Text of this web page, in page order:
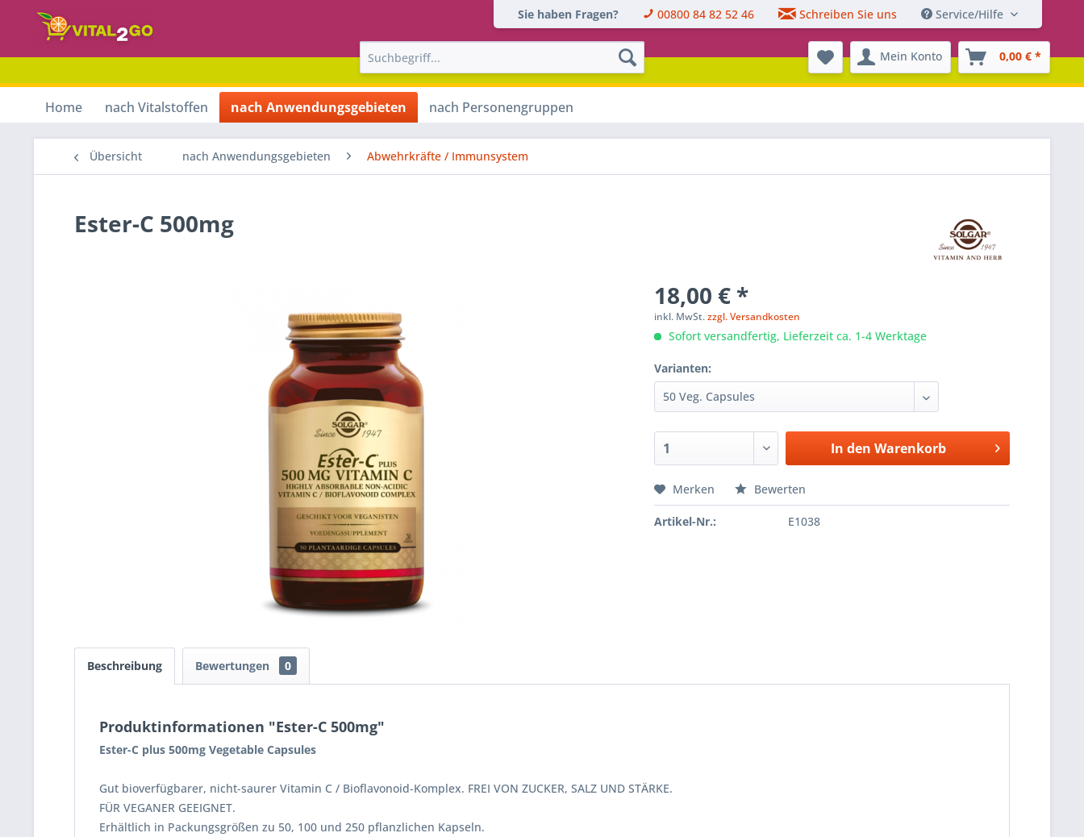
Sie haben Fragen? 00800 84 82 52 46 Schreiben Sie uns Service/Hilfe
Mein Konto 0,00 € *
Home nach Vitalstoffen nach Anwendungsgebieten nach Personengruppen
Übersicht nach Anwendungsgebieten Abwehrkräfte / Immunsystem
Ester-C 500mg
18,00 € *
inkl. MwSt.zzgl. Versandkosten
Sofort versandfertig, Lieferzeit ca. 1-4 Werktage
Varianten:
In den Warenkorb
Merken Bewerten
Artikel-Nr.: E1038
Beschreibung Bewertungen 0
Produktinformationen "Ester-C 500mg"
Ester-C plus 500mg Vegetable Capsules
Gut bioverfügbarer, nicht-saurer Vitamin C / Bioflavonoid-Komplex. FREI VON ZUCKER, SALZ UND STÄRKE.
FÜR VEGANER GEEIGNET.
Erhältlich in Packungsgrößen zu 50, 100 und 250 pflanzlichen Kapseln.